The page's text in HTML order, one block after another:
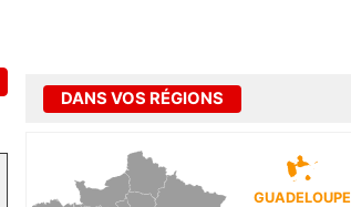
DANS VOS RÉGIONS
GUADELOUPE